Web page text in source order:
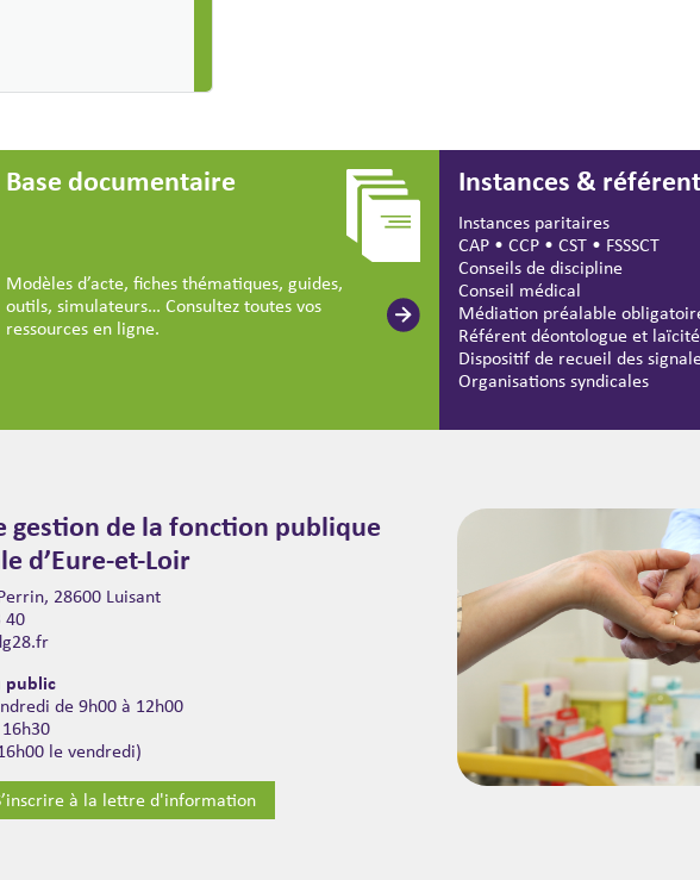
Base documentaire
Modèles d’acte, fiches thématiques, guides,
outils, simulateurs… Consultez toutes vos
ressources en ligne.
Instances &
Instances paritaires
CAP • CCP • CST • FSSSCT
Conseils de discipline
Conseil médical
Médiation préalable
Référent déontologue et laïcité
Dispositif de recueil des
Organisations syndicales
gestion de la fonction publique
d’Eure-et-Loir
28600 Luisant
40
public
de 9h00 à 12h00
le vendredi)
à la lettre d'information